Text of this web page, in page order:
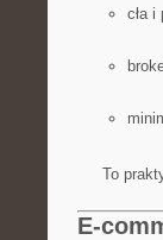
cła i
To
E-